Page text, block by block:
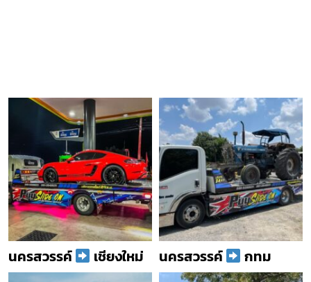
นครสวรรค์ เชียงใหม่ นครสวรรค์ กทม